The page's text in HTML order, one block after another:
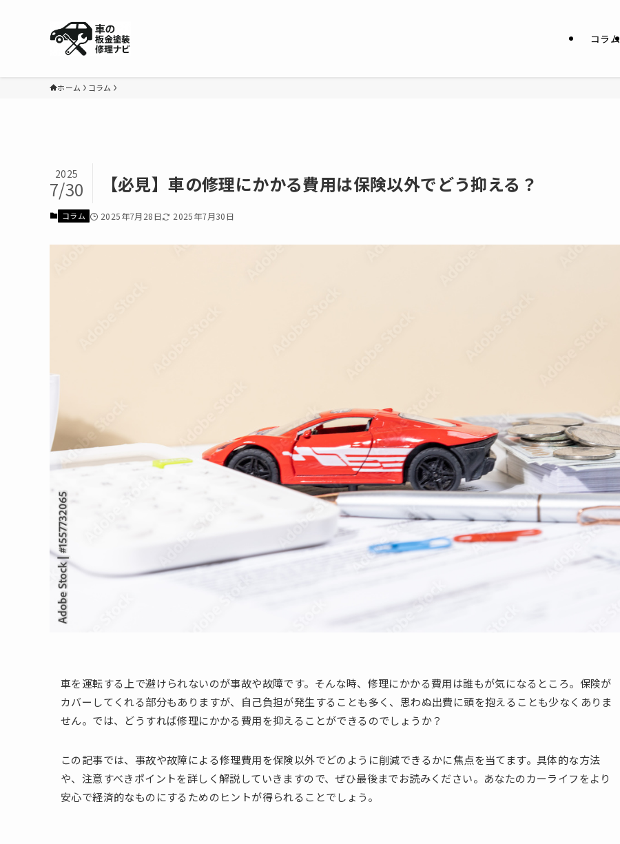
コラム
ホーム コラム
【必見】車の修理にかかる費用は保険以外でどう抑える？
2025
7/30
コラム 2025年7月28日 2025年7月30日
車を運転する上で避けられないのが事故や故障です。そんな時、修理にかかる費用は誰もが気になるところ。保険が
カバーしてくれる部分もありますが、自己負担が発生することも多く、思わぬ出費に頭を抱えることも少なくありま
せん。では、どうすれば修理にかかる費用を抑えることができるのでしょうか？
この記事では、事故や故障による修理費用を保険以外でどのように削減できるかに焦点を当てます。具体的な方法
や、注意すべきポイントを詳しく解説していきますので、ぜひ最後までお読みください。あなたのカーライフをより
安心で経済的なものにするためのヒントが得られることでしょう。